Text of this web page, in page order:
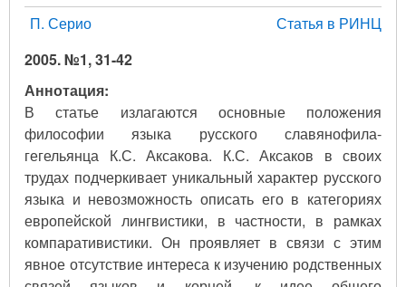
П. Серио
Статья в РИНЦ
2005. №1, 31-42
Аннотация:
В статье излагаются основные положения
философии языка русского славянофила-
гегельянца К.С. Аксакова. К.С. Аксаков в своих
трудах подчеркивает уникальный характер русского
языка и невозможность описать его в категориях
европейской лингвистики, в частности, в рамках
компаративистики. Он проявляет в связи с этим
явное отсутствие интереса к изучению родственных